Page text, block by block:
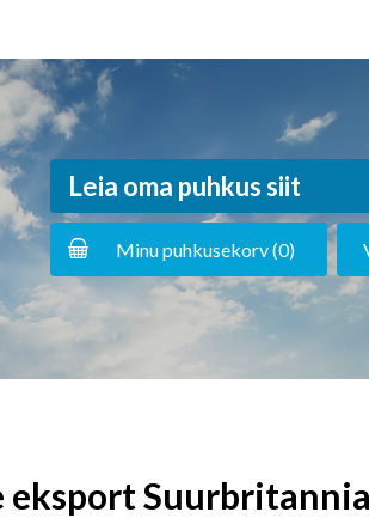
Minu puhkusekorv (0)
eksport